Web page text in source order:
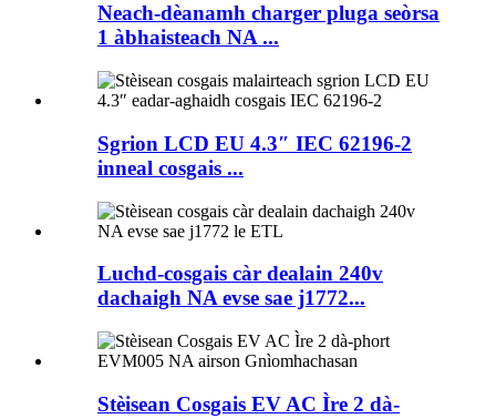
Neach-dèanamh charger pluga seòrsa
1 àbhaisteach NA ...
Sgrion LCD EU 4.3″ IEC 62196-2
inneal cosgais ...
Luchd-cosgais càr dealain 240v
dachaigh NA evse sae j1772...
Stèisean Cosgais EV AC Ìre 2 dà-